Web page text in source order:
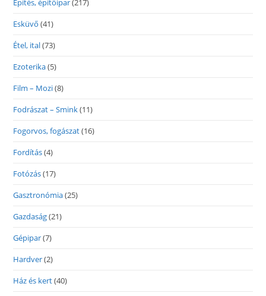
Építés, építőipar(217)
Esküvő (41)
Étel, ital(73)
Ezoterika(5)
Film – Mozi(8)
Fodrászat – Smink(11)
Fogorvos, fogászat(16)
Fordítás(4)
Fotózás(17)
Gasztronómia(25)
Gazdaság(21)
Gépipar(7)
Hardver(2)
Ház és kert(40)